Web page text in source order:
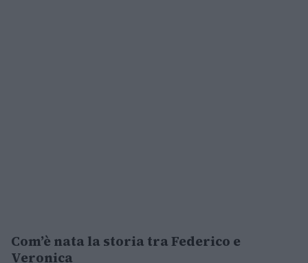
Com’è nata la storia tra Federico e
Veronica